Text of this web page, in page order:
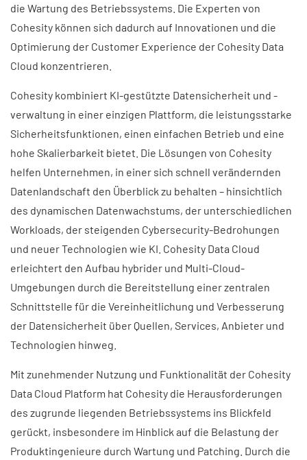
die Wartung des Betriebssystems. Die Experten von
Cohesity können sich dadurch auf Innovationen und die
Optimierung der Customer Experience der Cohesity Data
Cloud konzentrieren.
Cohesity kombiniert KI-gestützte Datensicherheit und -
verwaltung in einer einzigen Plattform, die leistungsstarke
Sicherheitsfunktionen, einen einfachen Betrieb und eine
hohe Skalierbarkeit bietet. Die Lösungen von Cohesity
helfen Unternehmen, in einer sich schnell verändernden
Datenlandschaft den Überblick zu behalten – hinsichtlich
des dynamischen Datenwachstums, der unterschiedlichen
Workloads, der steigenden Cybersecurity-Bedrohungen
und neuer Technologien wie KI. Cohesity Data Cloud
erleichtert den Aufbau hybrider und Multi-Cloud-
Umgebungen durch die Bereitstellung einer zentralen
Schnittstelle für die Vereinheitlichung und Verbesserung
der Datensicherheit über Quellen, Services, Anbieter und
Technologien hinweg.
Mit zunehmender Nutzung und Funktionalität der Cohesity
Data Cloud Platform hat Cohesity die Herausforderungen
des zugrunde liegenden Betriebssystems ins Blickfeld
gerückt, insbesondere im Hinblick auf die Belastung der
Produktingenieure durch Wartung und Patching. Durch die